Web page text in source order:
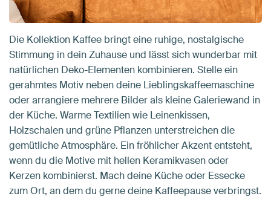
Die Kollektion Kaffee bringt eine ruhige, nostalgische
Stimmung in dein Zuhause und lässt sich wunderbar mit
natürlichen Deko-Elementen kombinieren. Stelle ein
gerahmtes Motiv neben deine Lieblingskaffeemaschine
oder arrangiere mehrere Bilder als kleine Galeriewand in
der Küche. Warme Textilien wie Leinenkissen,
Holzschalen und grüne Pflanzen unterstreichen die
gemütliche Atmosphäre. Ein fröhlicher Akzent entsteht,
wenn du die Motive mit hellen Keramikvasen oder
Kerzen kombinierst. Mach deine Küche oder Essecke
zum Ort, an dem du gerne deine Kaffeepause verbringst.